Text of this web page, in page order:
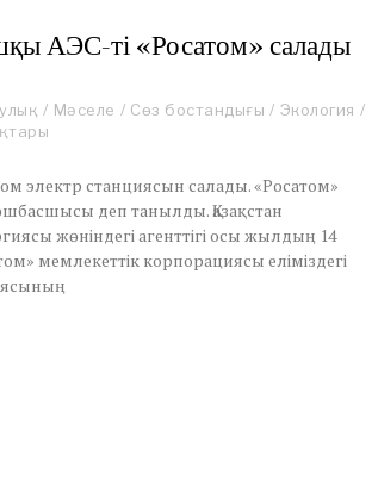
АЭС-ті «Росатом» салады
/ Мәселе / Сөз бостандығы / Экология /
электр станциясын салады. «Росатом»
деп танылды. Қазақстан
жөніндегі агенттігі осы жылдың 14
мемлекеттік корпорациясы еліміздегі